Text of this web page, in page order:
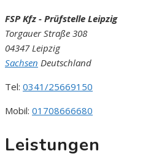
FSP Kfz - Prüfstelle Leipzig
Torgauer Straße 308
04347 Leipzig
Sachsen Deutschland
Tel: 0341/25669150
Mobil: 01708666680
Leistungen